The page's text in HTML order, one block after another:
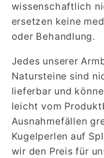
wissenschaftlich
ersetzen keine
oder Behandlung.
Jedes unserer
Natursteine sind
lieferbar und
leicht vom
Ausnahmefällen
Kugelperlen auf
wir den Preis für